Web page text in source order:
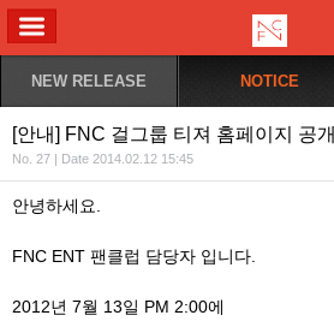
NEW RELEASE NOTICE
[안내] FNC 걸그룹 티져 홈페이지 공개
No. 27 | Date 2014.02.12 15:45
안녕하세요.
FNC ENT 팬클럽 담당자 입니다.
2012년 7월 13일 PM 2:00에